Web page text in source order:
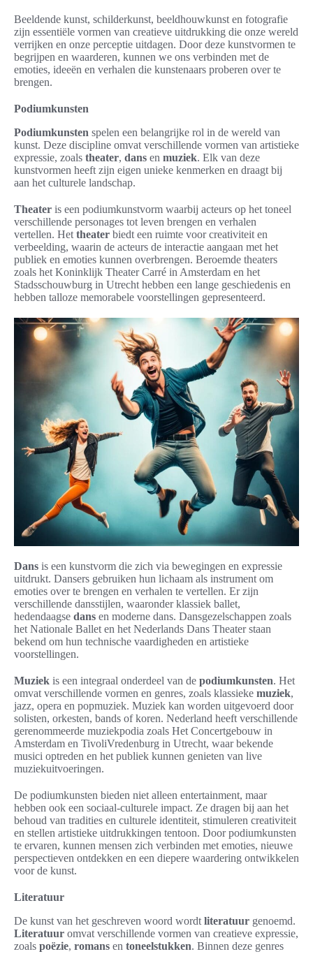
Beeldende kunst, schilderkunst, beeldhouwkunst en fotografie
zijn essentiële vormen van creatieve uitdrukking die onze wereld
verrijken en onze perceptie uitdagen. Door deze kunstvormen te
begrijpen en waarderen, kunnen we ons verbinden met de
emoties, ideeën en verhalen die kunstenaars proberen over te
brengen.
Podiumkunsten
Podiumkunsten spelen een belangrijke rol in de wereld van
kunst. Deze discipline omvat verschillende vormen van artistieke
expressie, zoals theater, dans en muziek. Elk van deze
kunstvormen heeft zijn eigen unieke kenmerken en draagt bij
aan het culturele landschap.
Theater is een podiumkunstvorm waarbij acteurs op het toneel
verschillende personages tot leven brengen en verhalen
vertellen. Het theater biedt een ruimte voor creativiteit en
verbeelding, waarin de acteurs de interactie aangaan met het
publiek en emoties kunnen overbrengen. Beroemde theaters
zoals het Koninklijk Theater Carré in Amsterdam en het
Stadsschouwburg in Utrecht hebben een lange geschiedenis en
hebben talloze memorabele voorstellingen gepresenteerd.
Dans is een kunstvorm die zich via bewegingen en expressie
uitdrukt. Dansers gebruiken hun lichaam als instrument om
emoties over te brengen en verhalen te vertellen. Er zijn
verschillende dansstijlen, waaronder klassiek ballet,
hedendaagse dans en moderne dans. Dansgezelschappen zoals
het Nationale Ballet en het Nederlands Dans Theater staan
bekend om hun technische vaardigheden en artistieke
voorstellingen.
Muziek is een integraal onderdeel van de podiumkunsten. Het
omvat verschillende vormen en genres, zoals klassieke muziek,
jazz, opera en popmuziek. Muziek kan worden uitgevoerd door
solisten, orkesten, bands of koren. Nederland heeft verschillende
gerenommeerde muziekpodia zoals Het Concertgebouw in
Amsterdam en TivoliVredenburg in Utrecht, waar bekende
musici optreden en het publiek kunnen genieten van live
muziekuitvoeringen.
De podiumkunsten bieden niet alleen entertainment, maar
hebben ook een sociaal-culturele impact. Ze dragen bij aan het
behoud van tradities en culturele identiteit, stimuleren creativiteit
en stellen artistieke uitdrukkingen tentoon. Door podiumkunsten
te ervaren, kunnen mensen zich verbinden met emoties, nieuwe
perspectieven ontdekken en een diepere waardering ontwikkelen
voor de kunst.
Literatuur
De kunst van het geschreven woord wordt literatuur genoemd.
Literatuur omvat verschillende vormen van creatieve expressie,
zoals poëzie, romans en toneelstukken. Binnen deze genres